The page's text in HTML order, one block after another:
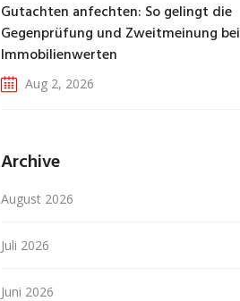
Gutachten anfechten: So gelingt die
Gegenprüfung und Zweitmeinung bei
Immobilienwerten
Aug 2, 2026
Archive
August 2026
Juli 2026
Juni 2026